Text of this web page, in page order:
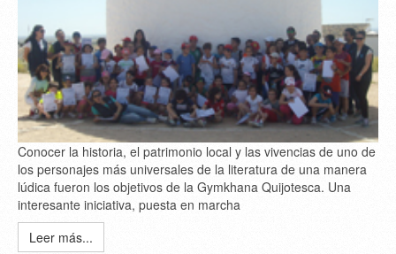
Conocer la historia, el patrimonio local y las vivencias de uno de
los personajes más universales de la literatura de una manera
lúdica fueron los objetivos de la Gymkhana Quijotesca. Una
interesante iniciativa, puesta en marcha
Leer más...